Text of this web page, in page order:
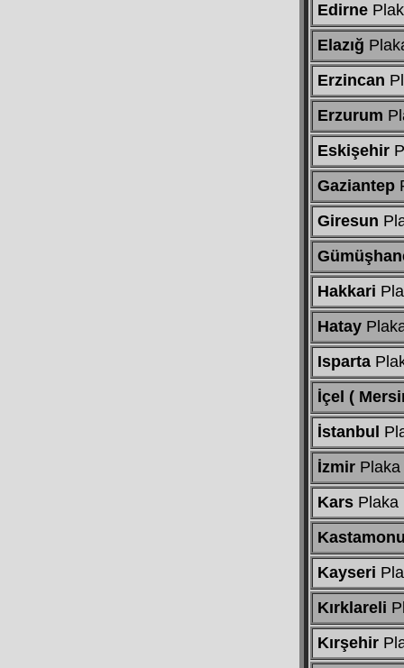
Edirne
Elazığ
Erzincan
Erzurum
Eskişehir
Gaziantep
Giresun
Hakkari
Hatay
Isparta
İçel (
İstanbul
İzmir
Kars Plaka
Kayseri
Kırklareli
Kırşehir